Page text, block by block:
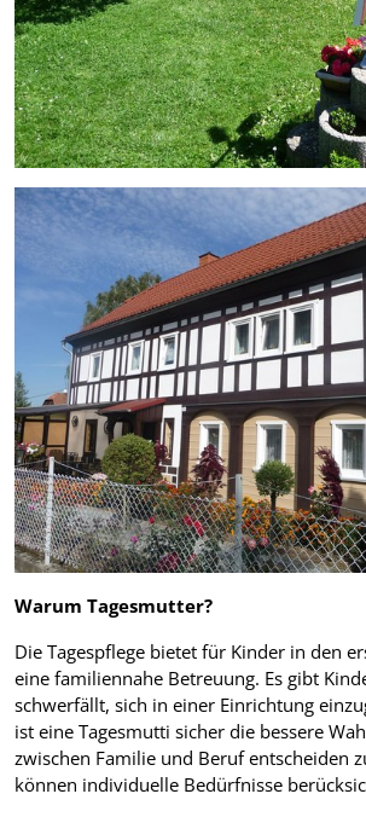
Warum Tagesmutter?
Die Tagespflege bietet für Kinder in den
eine familiennahe Betreuung. Es gibt
schwerfällt, sich in einer Einrichtung
ist eine Tagesmutti sicher die bessere
zwischen Familie und Beruf entscheiden
können individuelle Bedürfnisse